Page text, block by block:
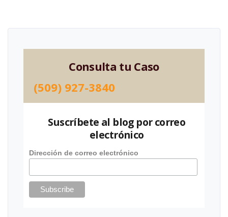
Consulta tu Caso
(509) 927-3840
Suscríbete al blog por correo
electrónico
Dirección de correo electrónico